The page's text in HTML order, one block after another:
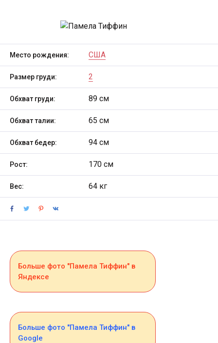
Место рождения: США
Размер груди: 2
Обхват груди: 89 см
Обхват талии: 65 см
Обхват бедер: 94 см
Рост: 170 см
Вес: 64 кг
Больше фото "Памела Тиффин" в
Яндексе
Больше фото "Памела Тиффин" в
Google